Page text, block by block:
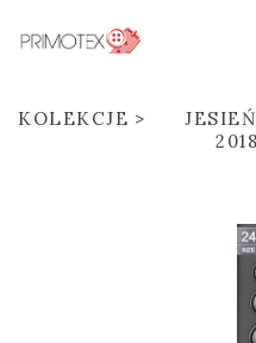
KOLEKCJE